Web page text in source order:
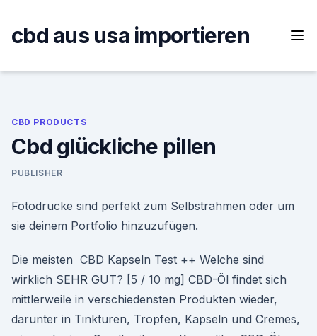
content
cbd aus usa importieren
CBD PRODUCTS
Cbd glückliche pillen
PUBLISHER
Fotodrucke sind perfekt zum Selbstrahmen oder um
sie deinem Portfolio hinzuzufügen.
Die meisten CBD Kapseln Test ++ Welche sind
wirklich SEHR GUT? [5 / 10 mg] CBD-Öl findet sich
mittlerweile in verschiedensten Produkten wieder,
darunter in Tinkturen, Tropfen, Kapseln und Cremes,